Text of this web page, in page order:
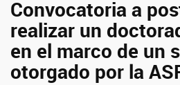
Convocatoria a
realizar un
en el marco de un
otorgado por la